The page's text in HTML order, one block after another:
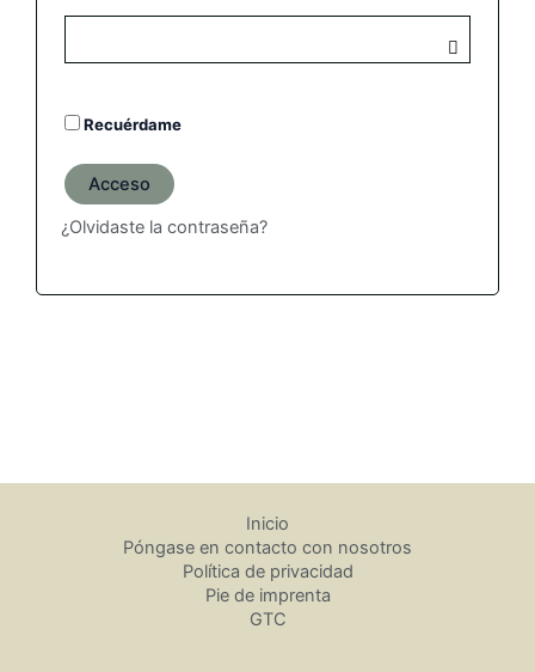
Recuérdame
Acceso
¿Olvidaste la contraseña?
Inicio
Póngase en contacto con nosotros
Política de privacidad
Pie de imprenta
GTC